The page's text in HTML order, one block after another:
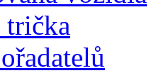
trička